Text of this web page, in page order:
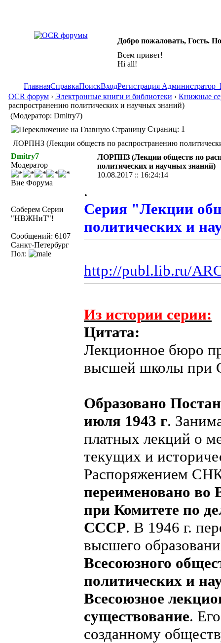
Добро пожаловать, Гость.
Всем привет!
Hi all!
ГлавнаяСправкаПоискВходРегистрация Администратор
OCR форум › Электронные книги и библиотеки › Книжные
распространению политических и научных знаний)
(Модератор: Dmitry7)
Страниц: 1
ЛОРПНЗ (Лекции обществ по распространению
Dmitry7
Модератор
Вне Форума
Соберем Серии
"НВЖНиТ"!
Сообщений: 6107
Санкт-Петербург
Пол:
ЛОРПНЗ (Лекции обществ по
политических и научных знаний)
10.08.2017 :: 16:24:14
.
Серия "Лекции
политических и
http://publ.lib.ru/
Из истории серии:
Цитата:
Лекционное бюро
высшей школы при
Образовано
июля 1943 г.
платных лекций о
текущих и
Распоряжением
переименовано во
при Комитете по
СССР. В 1946 г.
высшего
Всесоюзного
политических и
Всесоюзное
существование.
созданному